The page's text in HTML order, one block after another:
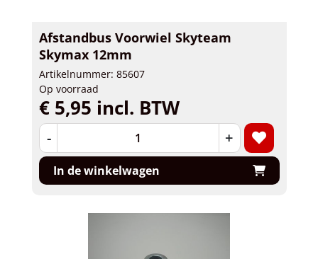
Afstandbus Voorwiel Skyteam
Skymax 12mm
Artikelnummer: 85607
Op voorraad
€ 5,95 incl. BTW
- +
In de winkelwagen